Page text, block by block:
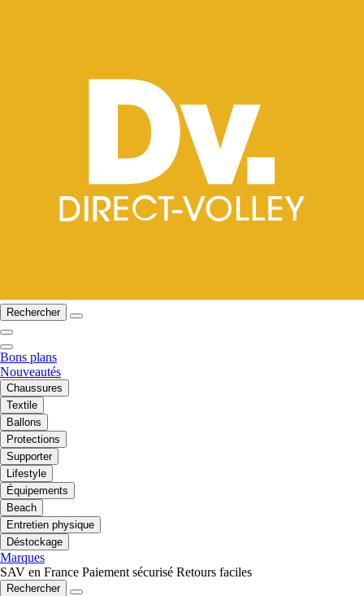
Rechercher
Bons plans
Nouveautés
Chaussures
Textile
Ballons
Protections
Supporter
Lifestyle
Équipements
Beach
Entretien physique
Déstockage
Marques
SAV en France Paiement sécurisé Retours faciles
Rechercher